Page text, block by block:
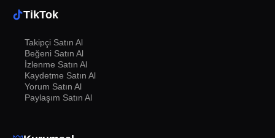
Hızlı ve Etkili Çözüm
zaman alabilir. Ancak SosyalMix'ten alacağınız bu hizmet
ile kısa sürede yüksek görüntülenme sayılarına
ulaşabilirsiniz. Bu da size zamandan tasarruf sağlar ve
daha hızlı büyüme sağlar.
SosyalMix, alanında deneyimli ve müşteri memnuniyetini
TikTok
Takipçi Satın Al
Beğeni Satın Al
İzlenme Satın Al
Kaydetme Satın Al
Yorum Satın Al
Paylaşım Satın Al